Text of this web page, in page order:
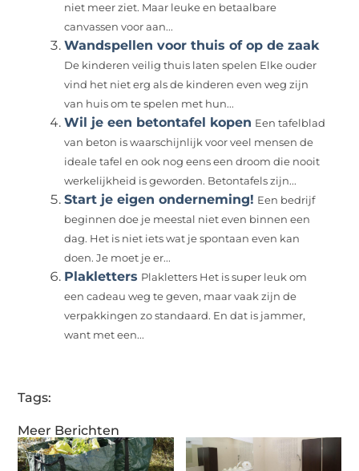
Meer Berichten
niet meer ziet. Maar leuke en betaalbare
canvassen voor aan...
Wandspellen voor thuis of op de zaak
De kinderen veilig thuis laten spelen Elke ouder
vind het niet erg als de kinderen even weg zijn
van huis om te spelen met hun...
Wil je een betontafel kopen Een tafelblad
van beton is waarschijnlijk voor veel mensen de
ideale tafel en ook nog eens een droom die nooit
werkelijkheid is geworden. Betontafels zijn...
Start je eigen onderneming! Een bedrijf
beginnen doe je meestal niet even binnen een
dag. Het is niet iets wat je spontaan even kan
doen. Je moet je er...
Plakletters Plakletters Het is super leuk om
een cadeau weg te geven, maar vaak zijn de
verpakkingen zo standaard. En dat is jammer,
want met een...
Tags: